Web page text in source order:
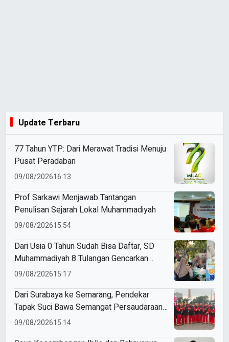
Update Terbaru
77 Tahun YTP: Dari Merawat Tradisi Menuju
Pusat Peradaban
09/08/202616:13
Prof Sarkawi Menjawab Tantangan
Penulisan Sejarah Lokal Muhammadiyah
09/08/202615:54
Dari Usia 0 Tahun Sudah Bisa Daftar, SD
Muhammadiyah 8 Tulangan Gencarkan
SPMB
09/08/202615:17
Dari Surabaya ke Semarang, Pendekar
Tapak Suci Bawa Semangat Persaudaraan
di Muktamar XVI
09/08/202615:14